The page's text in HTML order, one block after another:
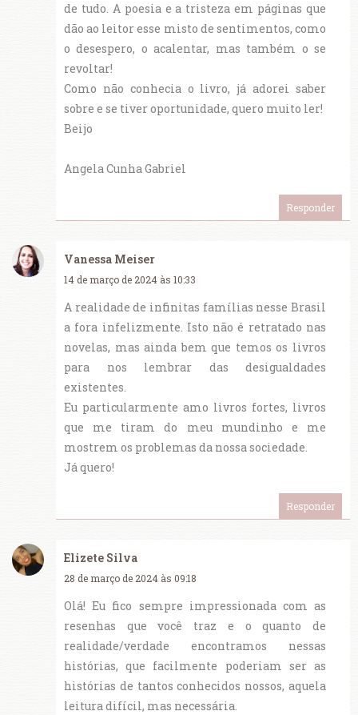
de tudo. A poesia e a tristeza em páginas que
dão ao leitor esse misto de sentimentos, como
o desespero, o acalentar, mas também o se
revoltar!
Como não conhecia o livro, já adorei saber
sobre e se tiver oportunidade, quero muito ler!
Beijo
Angela Cunha Gabriel
Responder
Vanessa Meiser
14 de março de 2024 às 10:33
A realidade de infinitas famílias nesse Brasil
a fora infelizmente. Isto não é retratado nas
novelas, mas ainda bem que temos os livros
para nos lembrar das desigualdades
existentes.
Eu particularmente amo livros fortes, livros
que me tiram do meu mundinho e me
mostrem os problemas da nossa sociedade.
Já quero!
Responder
Elizete Silva
28 de março de 2024 às 09:18
Olá! Eu fico sempre impressionada com as
resenhas que você traz e o quanto de
realidade/verdade encontramos nessas
histórias, que facilmente poderiam ser as
histórias de tantos conhecidos nossos, aquela
leitura difícil, mas necessária.